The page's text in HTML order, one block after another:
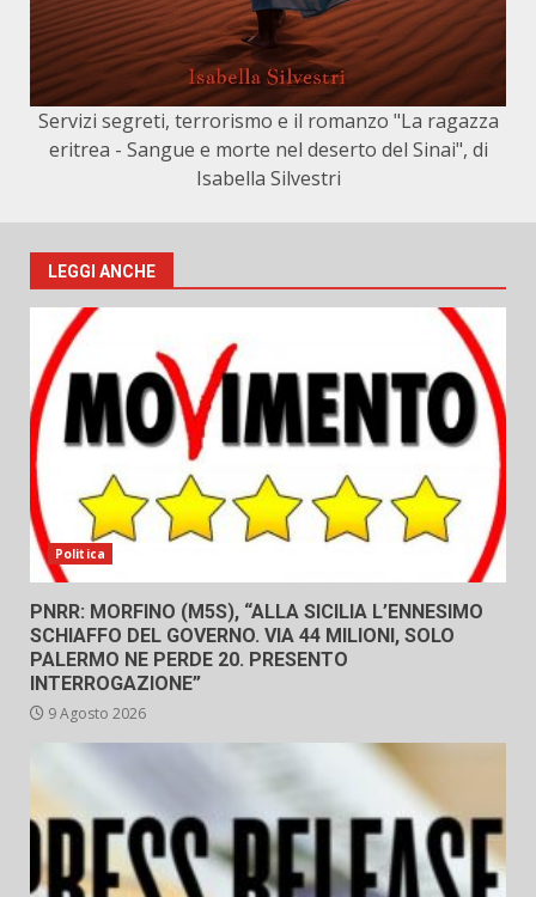
Servizi segreti, terrorismo e il romanzo "La ragazza
eritrea - Sangue e morte nel deserto del Sinai", di
Isabella Silvestri
LEGGI ANCHE
Politica
PNRR: MORFINO (M5S), “ALLA SICILIA L’ENNESIMO
SCHIAFFO DEL GOVERNO. VIA 44 MILIONI, SOLO
PALERMO NE PERDE 20. PRESENTO
INTERROGAZIONE”
9 Agosto 2026